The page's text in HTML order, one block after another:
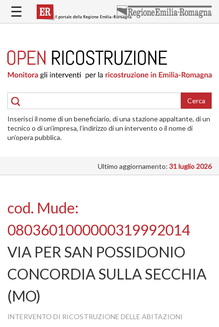
contenuto
RICOSTRUZIONE
PUBBLICA
DELLE
ABITAZIONI
RICOSTRUZIONE
ATTIVITÀ
INTERVENTI
SI
☰
Cerca
Inserisci il nome di un beneficiario, di una stazione appaltante, di un
tecnico o di un’impresa, l’indirizzo di un intervento o il nome di
un’opera pubblica.
Ultimo aggiornamento: 31 luglio 2026
cod. Mude:
0803601000000319992014
VIA PER SAN POSSIDONIO
CONCORDIA SULLA SECCHIA
(MO)
INTERVENTO DI RICOSTRUZIONE DELLE ABITAZIONI